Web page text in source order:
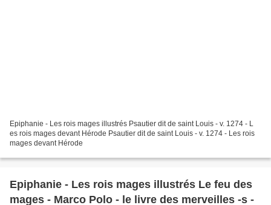
Epiphanie - Les rois mages illustrés Psautier dit de saint Louis - v. 1274 - L
es rois mages devant Hérode Psautier dit de saint Louis - v. 1274 - Les rois
mages devant Hérode
Epiphanie - Les rois mages illustrés Le feu des
mages - Marco Polo - le livre des merveilles -s -